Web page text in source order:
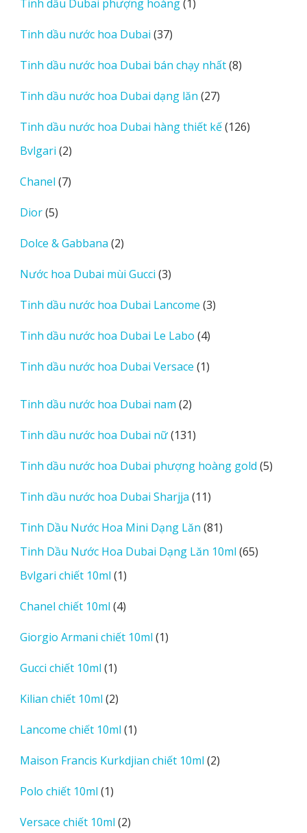
phẩm
Tinh dầu Dubai phượng hoàng 1
Tinh dầu nước hoa Dubai 3737
phẩm
Tinh dầu nước hoa Dubai bán chạy nhất 88
Tinh dầu nước hoa Dubai dạng lăn 2727
phẩm
Tinh dầu nước hoa Dubai hàng thiết kế 126126
Bvlgari 22
phẩm
Chanel 77
Dior 55
phẩm
Dolce & Gabbana 22
phẩm
Nước hoa Dubai mùi Gucci 33
phẩm
Tinh dầu nước hoa Dubai Lancome 33
Tinh dầu nước hoa Dubai Le Labo 44
phẩm
Tinh dầu nước hoa Dubai Versace 11
Tinh dầu nước hoa Dubai nam 22
phẩm
Tinh dầu nước hoa Dubai nữ 131131
phẩm
Tinh dầu nước hoa Dubai phượng hoàng gold 55
Tinh dầu nước hoa Dubai Sharjja 1111
phẩm
Tinh Dầu Nước Hoa Mini Dạng Lăn 8181
sản
phẩm
Tinh Dầu Nước Hoa Dubai Dạng Lăn 10ml 6565
Bvlgari chiết 10ml 11
phẩm
Chanel chiết 10ml 44
phẩm
Giorgio Armani chiết 10ml 11
Gucci chiết 10ml 11
phẩm
Kilian chiết 10ml 22
phẩm
Lancome chiết 10ml 11
phẩm
Maison Francis Kurkdjian chiết 10ml 22
Polo chiết 10ml 11
phẩm
Versace chiết 10ml 22